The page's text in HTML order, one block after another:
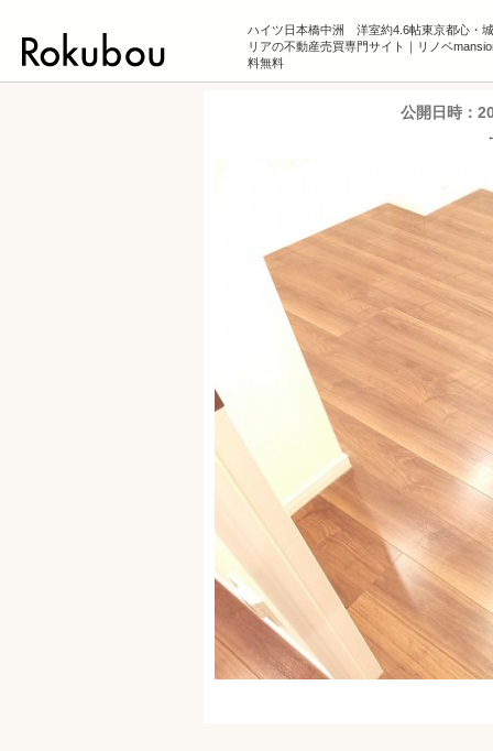
ハイツ日本橋中洲 洋室約4.6帖東京都心・
リアの不動産売買専門サイト｜リノベ
料無料
公開日時：